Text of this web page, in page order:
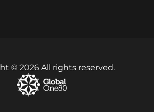
© 2026 All rights reserved.